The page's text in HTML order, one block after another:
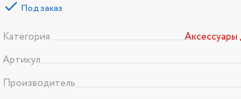
Под заказ
Категория
Артикул
Производитель